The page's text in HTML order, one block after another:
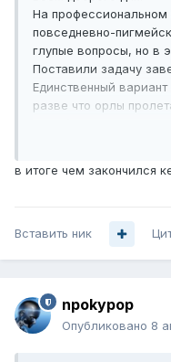
На профессиональном
повседневно-
глупые вопросы, но в
Поставили задачу
Единственный
разве что орлы
уже у местного
взять из
инстаграм?
в итоге чем закончился
Вставить ник
npokypop
Опубликовано 8